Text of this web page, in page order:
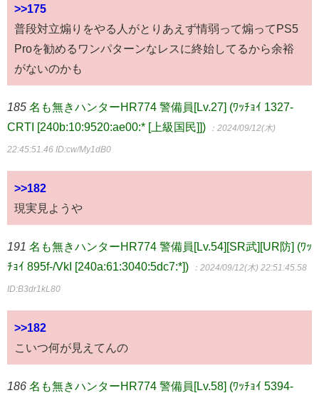
>>175
普段対立煽りをやる人がとりあえず情弱って煽ってPS5
Proを勧めるワンパターンなレスに終始してるから余裕
がないのかも
185 名も無きハンターHR774 警備員[Lv.27] (ﾜｯﾁｮｲ 1327-
CRTI [240b:10:9520:ae00:* [上級国民]])
：2024/09/12(木)
22:45:51.46 ID:cw/My1dB0
>>182
現実見ようや
191 名も無きハンターHR774 警備員[Lv.54][SR武][UR防] (ﾜｯ
ﾁｮｲ 895f-/VkI [240a:61:3040:5dc7:*])
：2024/09/12(木) 22:51:45.58
ID:B3dr1kL80
>>182
こいつ何が見えてんの
186 名も無きハンターHR774 警備員[Lv.58] (ﾜｯﾁｮｲ 5394-